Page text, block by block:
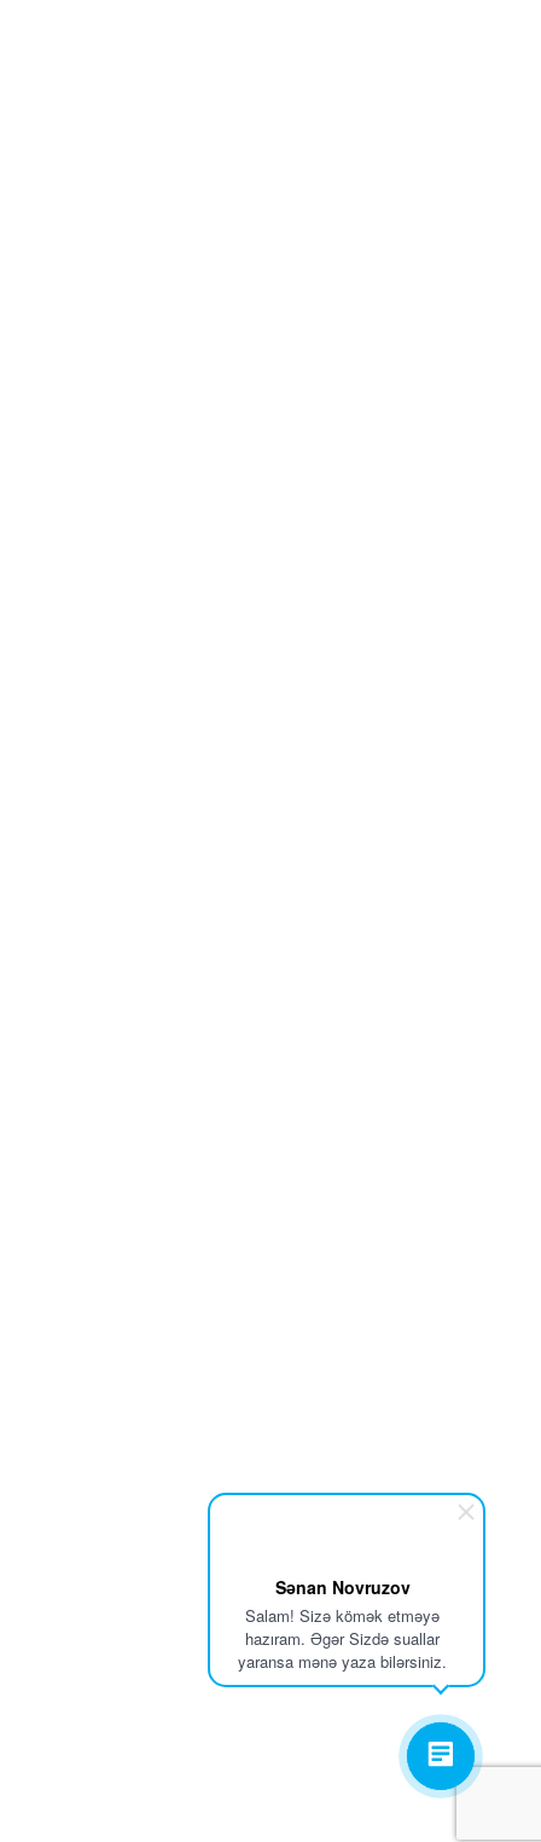
Sənan Novruzov
Salam! Sizə kömək etməyə
hazıram. Əgər Sizdə suallar
yaransa mənə yaza bilərsiniz.